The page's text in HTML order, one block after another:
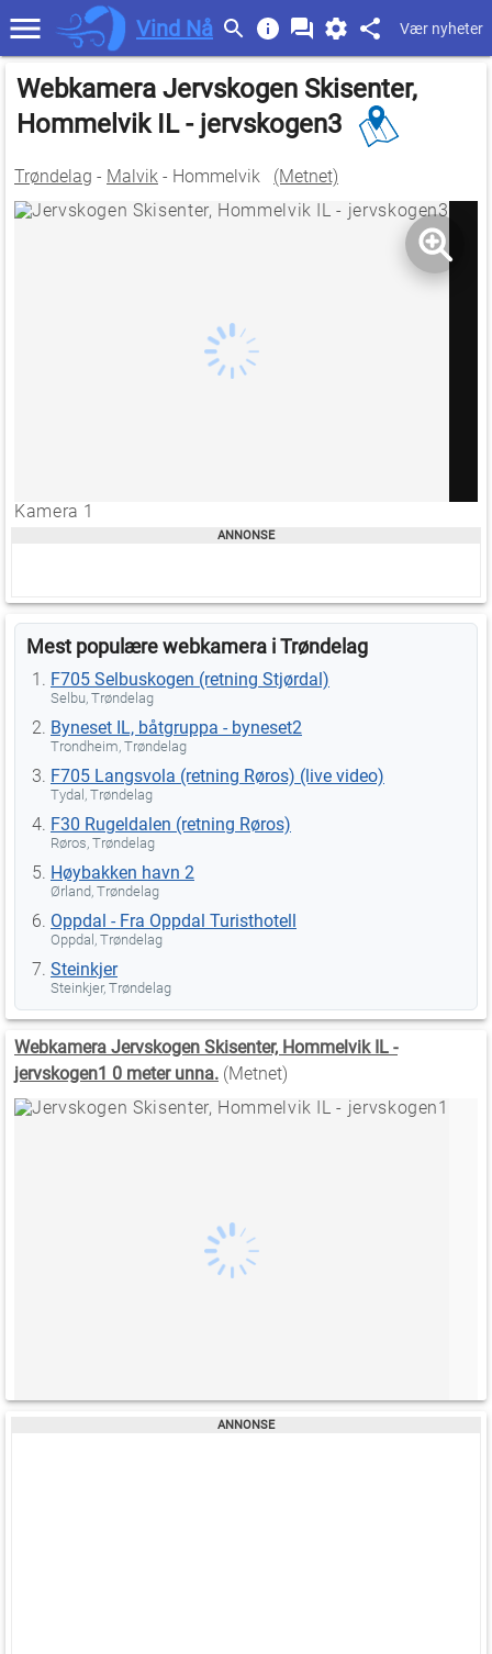
Vind Nå Vær nyheter
Webkamera Jervskogen Skisenter,
Hommelvik IL - jervskogen3
Trøndelag - Malvik - Hommelvik (Metnet)
Kamera 1
Mest populære webkamera i Trøndelag
F705 Selbuskogen (retning Stjørdal)
Selbu, Trøndelag
Byneset IL, båtgruppa - byneset2
Trondheim, Trøndelag
F705 Langsvola (retning Røros) (live video)
Tydal, Trøndelag
F30 Rugeldalen (retning Røros)
Røros, Trøndelag
Høybakken havn 2
Ørland, Trøndelag
Oppdal - Fra Oppdal Turisthotell
Oppdal, Trøndelag
Steinkjer
Steinkjer, Trøndelag
Webkamera Jervskogen Skisenter, Hommelvik IL -
jervskogen1 0 meter unna. (Metnet)